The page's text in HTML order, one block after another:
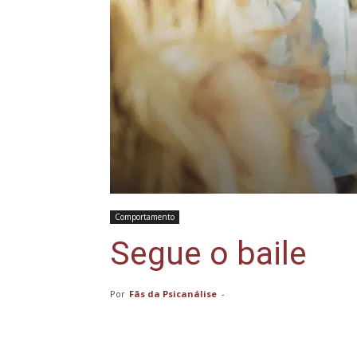
Comportamento
Segue o baile
Por Fãs da Psicanálise -